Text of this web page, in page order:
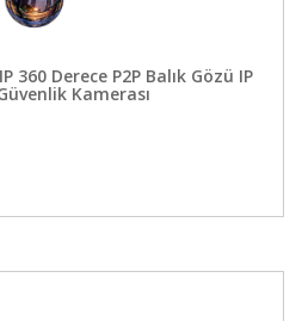
360 Derece P2P Balık Gözü IP
Kamerası